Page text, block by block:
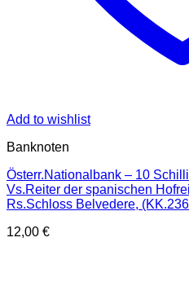
Add to wishlist
Banknoten
Österr.Nationalbank – 10
Vs.Reiter der spanischen
Rs.Schloss Belvedere,
12,00 €